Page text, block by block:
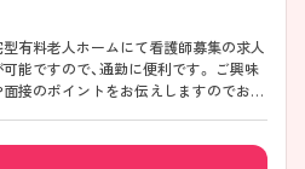
有料老人ホームにて看護師募集の求人
接のポイントをお伝えしますのでお気